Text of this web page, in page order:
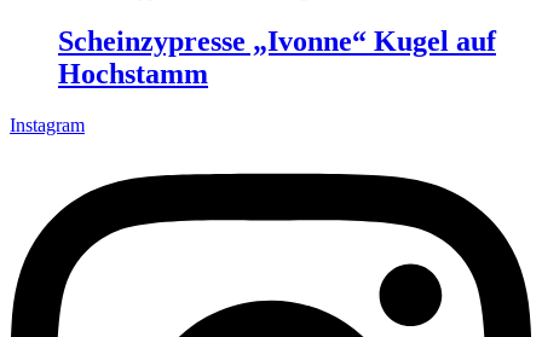
Scheinzypresse „Ivonne“ Kugel auf
Hochstamm
Instagram